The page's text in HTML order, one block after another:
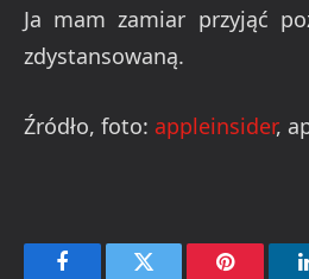
Ja mam zamiar przyjąć
zdystansowaną.
Źródło, foto: appleinsider,